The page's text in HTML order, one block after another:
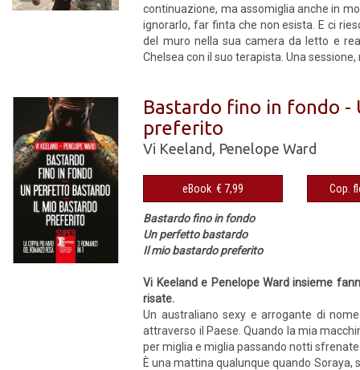
continuazione, ma assomiglia anche in
ignorarlo, far finta che non esista. E ci
del muro nella sua camera da letto e
Chelsea con il suo terapista. Una
Bastardo fino in fondo
preferito
Vi Keeland Penelope Ward
eBook € 7,99
Bastardo fino in fondo
Un perfetto bastardo
Il mio bastardo preferito
Vi Keeland e Penelope Ward insieme
risate.
Un australiano sexy e arrogante di
attraverso il Paese. Quando la mia
per miglia e miglia passando notti
È una mattina qualunque quando